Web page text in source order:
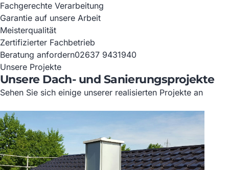
Fachgerechte Verarbeitung
Garantie auf unsere Arbeit
Meisterqualität
Zertifizierter Fachbetrieb
Beratung anfordern02637 9431940
Unsere Projekte
Unsere Dach- und Sanierungsprojekte
Sehen Sie sich einige unserer realisierten Projekte an